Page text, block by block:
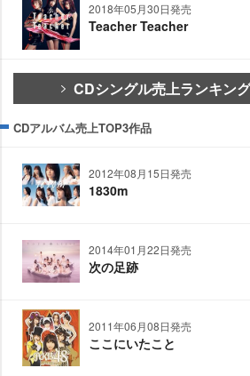
2018年05月30日発売
Teacher Teacher
CDシングル売上ランキン
CDアルバム売上TOP3作品
2012年08月15日発売
1830m
2014年01月22日発売
次の足跡
2011年06月08日発売
ここにいたこと